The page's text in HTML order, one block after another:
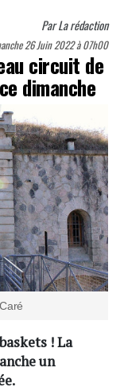
ParLa rédaction
26 Juin 2022 à 07h00
circuit de
dimanche
! La
un